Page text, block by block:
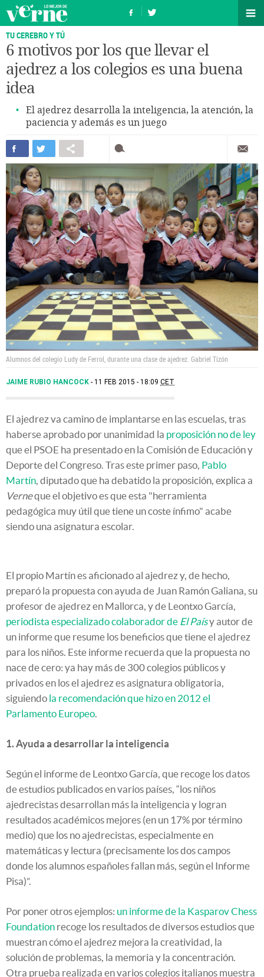
TU CEREBRO Y TÚ
6 motivos por los que llevar el
ajedrez a los colegios es una buena
idea
El ajedrez desarrolla la inteligencia, la atención, la
paciencia y además es un juego
Alumnos del colegio Ludy de Ferrol, durante una clase de ajedrez. Gabriel Tizón
JAIME RUBIO HANCOCK 11 FEB 2015 - 18:09 CET
El ajedrez va camino de implantarse en las escuelas, tras
haberse aprobado por unanimidad la proposición no de ley
que el PSOE ha presentado en la Comisión de Educación y
Deporte del Congreso. Tras este primer paso, Pablo
Martín, diputado que ha debatido la proposición, explica a
Verneque el objetivo es que esta "herramienta
pedagógica muy útil que tiene un coste ínfimo" acabe
siendo una asignatura escolar.
El propio Martín es aficionado al ajedrez y, de hecho,
preparó la propuesta con ayuda de Juan Ramón Galiana, su
profesor de ajedrez en Mallorca, y de Leontxo García,
periodista especializado colaborador de El Paísy autor de
un informe que resume los beneficios que tiene el ajedrez
para los niños. Este informe recuerda que la propuesta no
nace de cero: ya hay más de 300 colegios públicos y
privados en los el ajedrez es asignatura obligatoria,
siguiendo la recomendación que hizo en 2012 el
Parlamento Europeo.
1. Ayuda a desarrollar la inteligencia
Según el informe de Leontxo García, que recoge los datos
de estudios publicados en varios países, “los niños
ajedrecistas desarrollan más la inteligencia y logran
resultados académicos mejores (en un 17% por término
medio) que los no ajedrecistas, especialmente en
matemáticas y lectura (precisamente los dos campos
donde los alumnos españoles fallan más, según el Informe
Pisa)”.
Por poner otros ejemplos: un informe de la Kasparov Chess
Foundation recoge los resultados de diversos estudios que
muestran cómo el ajedrez mejora la creatividad, la
solución de problemas, la memoria y la concentración.
Otra prueba realizada en varios colegios italianos muestra